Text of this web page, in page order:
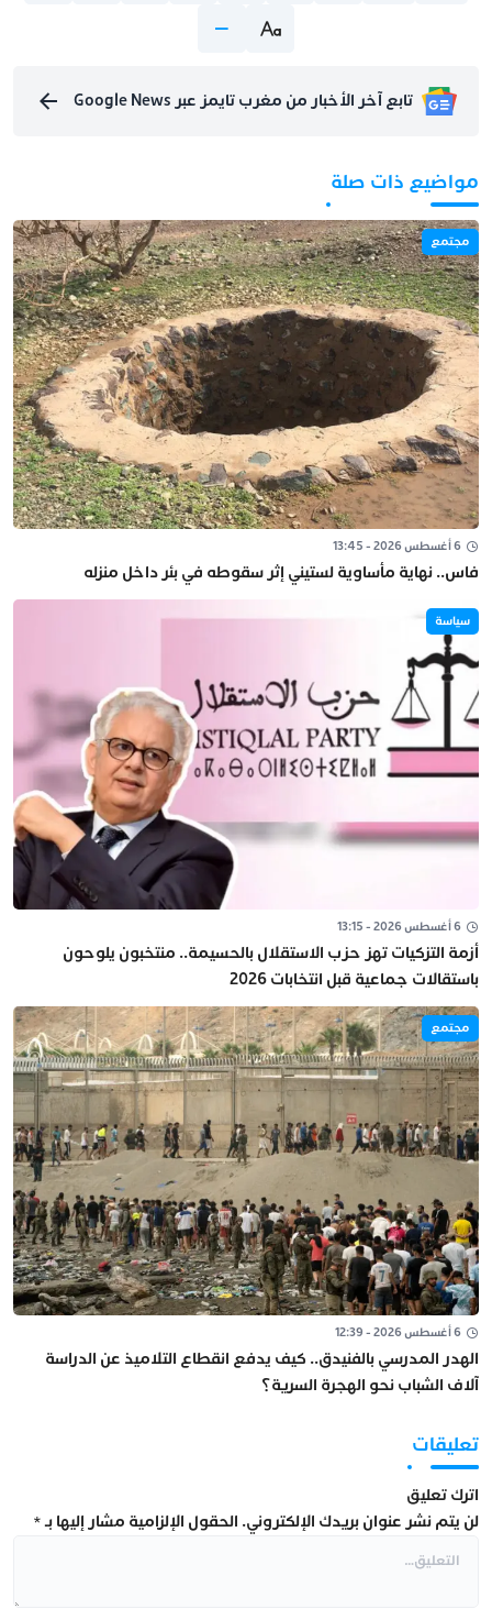
تابع آخر الأخبار من مغرب تايمز عبر Google News
مواضيع ذات صلة
مجتمع
6 أغسطس 2026 - 13:45
فاس.. نهاية مأساوية لستيني إثر سقوطه في بئر داخل منزله
سياسة
6 أغسطس 2026 - 13:15
أزمة التزكيات تهز حزب الاستقلال بالحسيمة.. منتخبون يلوحون
باستقالات جماعية قبل انتخابات 2026
مجتمع
6 أغسطس 2026 - 12:39
الهدر المدرسي بالفنيدق.. كيف يدفع انقطاع التلاميذ عن الدراسة
آلاف الشباب نحو الهجرة السرية؟
تعليقات
اترك تعليق
لن يتم نشر عنوان بريدك الإلكتروني. الحقول الإلزامية مشار إليها بـ*